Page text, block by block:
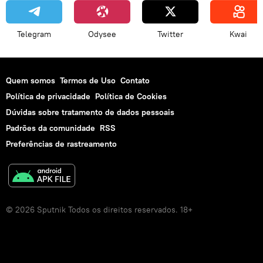
feijão
Telegram Odysee Twitter Kwai
Quem somos Termos de Uso Contato
Política de privacidade Política de Cookies
Dúvidas sobre tratamento de dados pessoais
Padrões da comunidade RSS
Preferências de rastreamento
© 2026 Sputnik Todos os direitos reservados. 18+